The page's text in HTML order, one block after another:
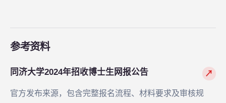
参考资料
同济大学2024年招收博士生网报公告 ↗
官方发布来源，包含完整报名流程、材料要求及审核规